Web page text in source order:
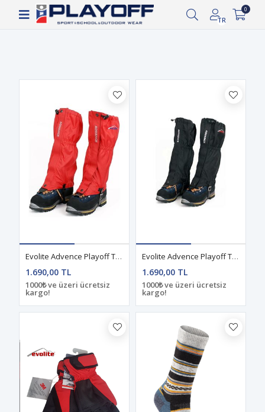
Siparişin 2-8 iş günü arasında kargoya verilecektir.
1.000 TL ve üzeri ücretsiz kargo!
TR
0
Filtrele
Evolite Advence Playoff Tozluk
1.690,00 TL
1000₺ ve üzeri ücretsiz
kargo!
Evolite Advence Playoff Tozluk
1.690,00 TL
1000₺ ve üzeri ücretsiz
kargo!